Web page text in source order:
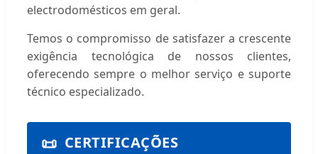
electrodomésticos em geral.
Temos o compromisso de satisfazer a crescente
exigência tecnológica de nossos clientes,
oferecendo sempre o melhor serviço e suporte
técnico especializado.
📜 CERTIFICAÇÕES